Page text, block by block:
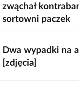
zwąchał
sortowni paczek
Dwa wypadki na
[zdjęcia]